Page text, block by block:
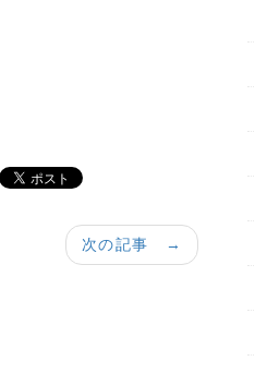
次の記事 →